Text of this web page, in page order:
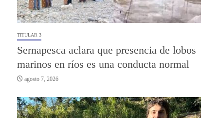
TITULAR 3
Sernapesca aclara que presencia de lobos
marinos en ríos es una conducta normal
agosto 7, 2026